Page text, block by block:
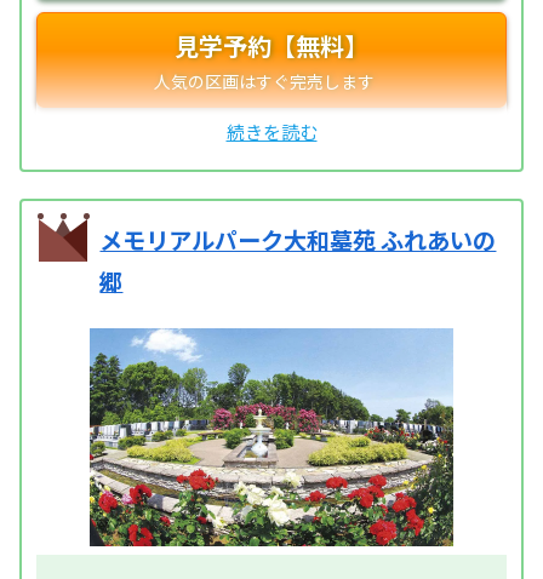
見学予約【無料】
メモリアルパーク大和墓苑 ふれあいの
郷